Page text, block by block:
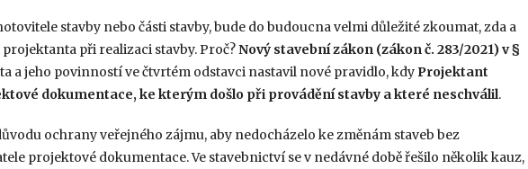
stavby nebo části stavby, bude do budoucna velmi důležité zkoumat, zda a
při realizaci stavby. Proč?Nový stavební zákon (zákon č. 283/2021) v §
a jeho povinností ve čtvrtém odstavci nastavil nové pravidlo, kdy Projektant
dokumentace, ke kterým došlo při provádění stavby a které neschválil.
ochrany veřejného zájmu, aby nedocházelo ke změnám staveb bez
projektové dokumentace. Ve stavebnictví se v nedávné době řešilo několik kauz,